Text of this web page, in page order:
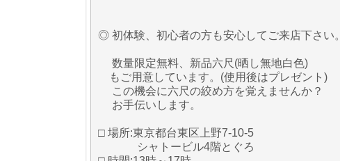
◎ 初体験、初心者の方も安心してご来店下さい。
数量限定無料、新品六尺(晒し無地白色)
もご用意しています。(使用後はプレゼント)
この機会に六尺の絞め方を覚えませんか？
お手伝いします。
□ 場所:東京都台東区上野7-10-5
シャトービル4階とぐろ